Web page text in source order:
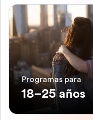
Programas para
18–25 años